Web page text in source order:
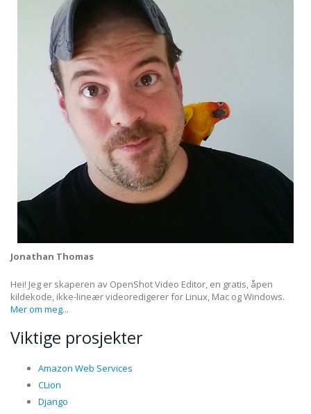
Jonathan Thomas
Hei! Jeg er skaperen av OpenShot Video Editor, en gratis, åpen
kildekode, ikke-lineær videoredigerer for Linux, Mac og Windows.
Mer om meg...
Viktige prosjekter
Amazon Web Services
CLion
Django